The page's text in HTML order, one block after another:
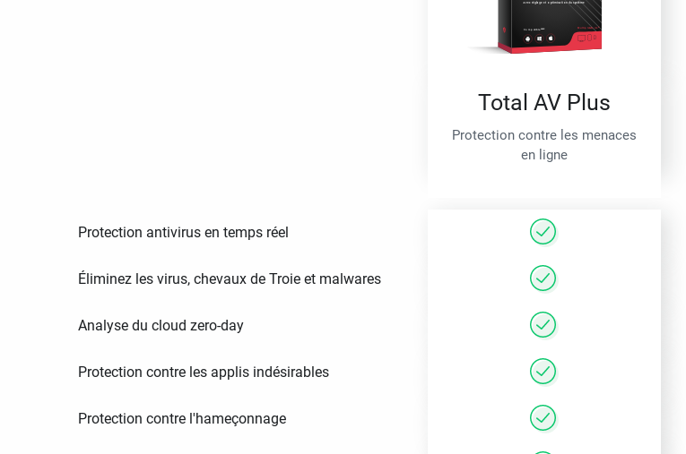
Total AV Plus
Protection contre les menaces
en ligne
Protection antivirus en temps réel
Éliminez les virus, chevaux de Troie et malwares
Analyse du cloud zero-day
Protection contre les applis indésirables
Protection contre l'hameçonnage